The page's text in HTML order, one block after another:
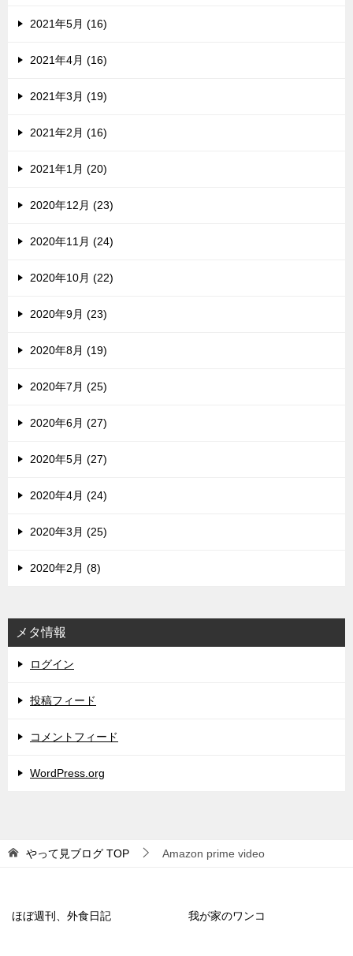
2021年5月 (16)
2021年4月 (16)
2021年3月 (19)
2021年2月 (16)
2021年1月 (20)
2020年12月 (23)
2020年11月 (24)
2020年10月 (22)
2020年9月 (23)
2020年8月 (19)
2020年7月 (25)
2020年6月 (27)
2020年5月 (27)
2020年4月 (24)
2020年3月 (25)
2020年2月 (8)
メタ情報
ログイン
投稿フィード
コメントフィード
WordPress.org
やって見ブログ TOP Amazon prime video
ほぼ週刊、外食日記 我が家のワンコ